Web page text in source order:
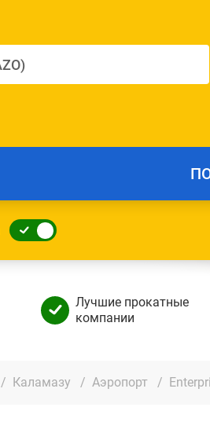
Лучшие прокатные
компании
/ Каламазу / Аэропорт /